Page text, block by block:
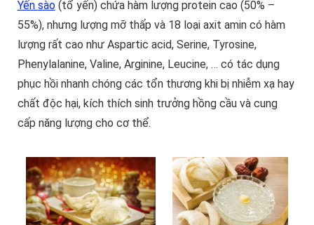
Yến sào(tổ yến) chứa hàm lượng protein cao (50% –
55%), nhưng lượng mỡ thấp và 18 loại axit amin có hàm
lượng rất cao như Aspartic acid, Serine, Tyrosine,
Phenylalanine, Valine, Arginine, Leucine, … có tác dụng
phục hồi nhanh chóng các tổn thương khi bị nhiễm xạ hay
chất độc hại, kích thích sinh trưởng hồng cầu và cung
cấp năng lượng cho cơ thể.